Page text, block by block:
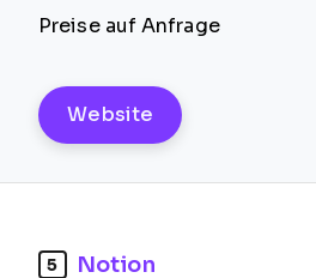
Preise auf Anfrage
Website
5 Notion